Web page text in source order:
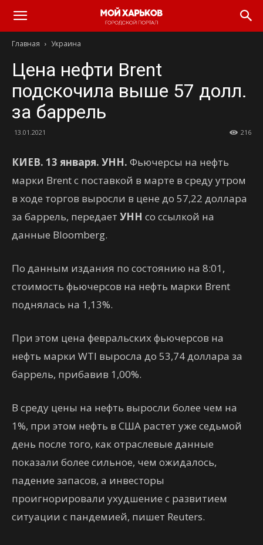
Главная Украина
Цена нефти Brent
подскочила выше 57 долл.
за баррель
13.01.2021 216
КИЕВ. 13 января. УНН. Фьючерсы на нефть
марки Brent с поставкой в марте в среду утром
в ходе торгов выросли в цене до 57,22 доллара
за баррель, передает УНН со ссылкой на
данные Bloomberg.
По данным издания по состоянию на 8:01,
стоимость фьючерсов на нефть марки Brent
поднялась на 1,13%.
При этом цена февральских фьючерсов на
нефть марки WTI выросла до 53,74 доллара за
баррель, прибавив 1,00%.
В среду цены на нефть выросли более чем на
1%, при этом нефть в США растет уже седьмой
день после того, как отраслевые данные
показали более сильное, чем ожидалось,
падение запасов, а инвесторы
проигнорировали ухудшение с развитием
ситуации с пандемией, пишет Reuters.